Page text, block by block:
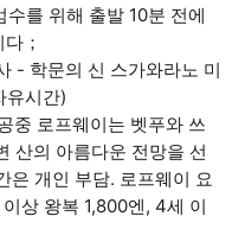
를 위해 출발 10분 전에
；
- 학문의 신 스가와라노 미
유시간)
중 로프웨이는 벳푸와 쓰
산의 아름다운 전망을 선
은 개인 부담. 로프웨이 요
상 왕복 1,800엔, 4세 이